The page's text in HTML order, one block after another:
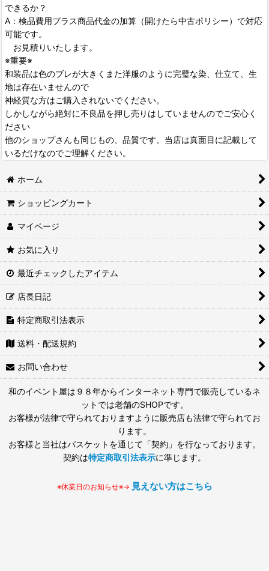
できるか？
A：検品費用プラス商品代金の加算（開けたら中古ポリシー）で対応
可能です。
お見積りいたします。
※重要※
和装品は色のブレが大きくまた洋服のように完璧な染、仕立て、生
地は存在いませんので
神経質な方はご購入されないでください。
しかしながら絶対に不良品を押し売りはしていませんのでご安心く
ださい
他のショップさんも同じもの、品質です。当店は真面目に記載して
いるだけなのでご理解ください。
ホーム
ショッピングカート
マイページ
お気に入り
最近チェックしたアイテム
店長日記
特定商取引法表示
送料・配送規約
お問い合わせ
和のイベント屋は９８年からインターネット専門で販売しているネ
ットでは老舗のSHOPです。
お客様が法律で守られておりますように販売店も法律で守られてお
ります。
お客様と当社はバスケットを通じて「契約」を行なっております。
契約は特定商取引法表示に準じます。
※休業日のお知らせ※→ 見えない方はこちら